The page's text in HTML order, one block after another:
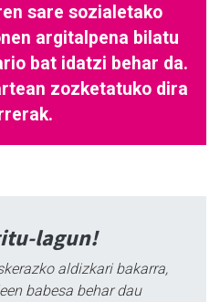
sare sozialetako
argitalpena bilatu
bat idatzi behar da.
zozketatuko dira
lagun!
aldizkari bakarra,
babesa behar dau